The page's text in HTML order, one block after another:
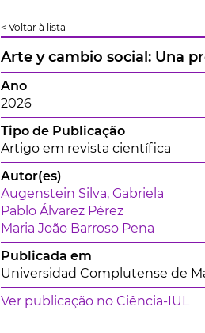
< Voltar à lista
Arte y cambio social: Una
Ano
2026
Tipo de Publicação
Artigo em revista científica
Autor(es)
Augenstein Silva, Gabriela
Pablo Álvarez Pérez
Maria João Barroso Pena
Publicada em
Universidad Complutense de
Ver publicação no Ciência-IUL